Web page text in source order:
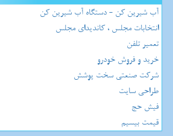
آب شیرین کن - دستگاه آب شیرین کن
انتخابات مجلس ، کاندیدای مجلس
تعمیر تلفن
خرید و فروش خودرو
شرکت صنعتی سخت پوشش
طراحی سایت
فیش حج
قیمت بیسیم